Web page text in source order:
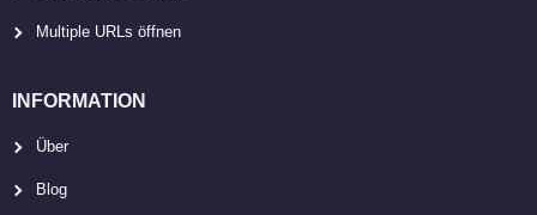
Multiple URLs öffnen
INFORMATION
Über
Blog